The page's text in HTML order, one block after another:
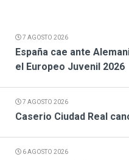
7 AGOSTO 2026
España cae ante
el Europeo Juvenil 2026
7 AGOSTO 2026
Caserio Ciudad Real
6 AGOSTO 2026